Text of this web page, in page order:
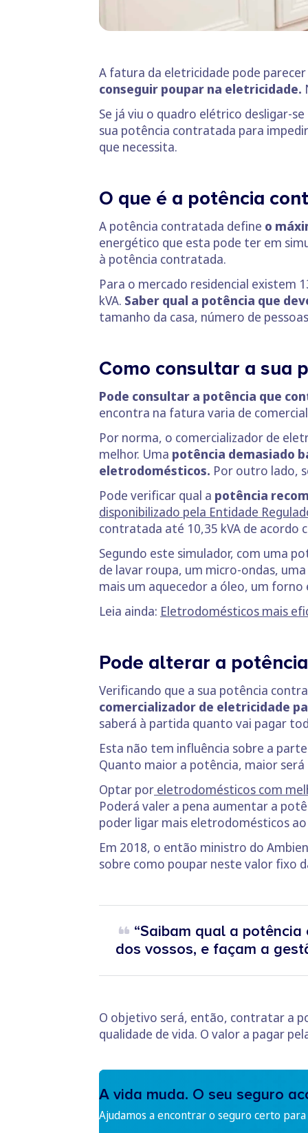
A fatura da eletricidade pode
conseguir poupar na eletricidade.
Se já viu o quadro elétrico desligar-
sua potência contratada para
que necessita.
O que é a potência
A potência contratada define o
energético que esta pode ter em
à potência contratada.
Para o mercado residencial existem
kVA. Saber qual a potência que
tamanho da casa, número de
Como consultar a sua
Pode consultar a potência que
encontra na fatura varia de
Por norma, o comercializador de
melhor. Uma potência demasiado
eletrodomésticos. Por outro lado,
Pode verificar qual a potência
disponibilizado pela Entidade
contratada até 10,35 kVA de acordo
Segundo este simulador, com uma
de lavar roupa, um micro-ondas,
mais um aquecedor a óleo, um
Leia ainda: Eletrodomésticos mais
Pode alterar a
Verificando que a sua potência
comercializador de eletricidade
saberá à partida quanto vai pagar
Esta não tem influência sobre a
Quanto maior a potência, maior
Optar por eletrodomésticos com
Poderá valer a pena aumentar a
poder ligar mais eletrodomésticos
Em 2018, o então ministro do
sobre como poupar neste valor fixo
“Saibam qual a
dos vossos, e façam a
O objetivo será, então, contratar a
qualidade de vida. O valor a pagar
A vida muda. O seu seguro
Ajudamos a encontrar o seguro certo